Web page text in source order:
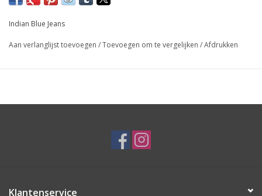
Indian Blue Jeans
Aan verlanglijst toevoegen /Toevoegen om te vergelijken /Afdrukken
Klantenservice